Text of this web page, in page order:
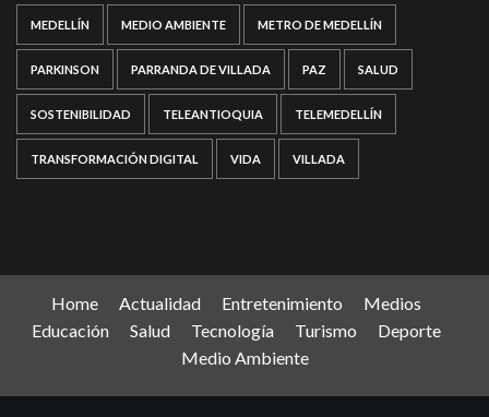
MEDELLÍN MEDIO AMBIENTE METRO DE MEDELLÍN
PARKINSON PARRANDA DE VILLADA PAZ SALUD
SOSTENIBILIDAD TELEANTIOQUIA TELEMEDELLÍN
TRANSFORMACIÓN DIGITAL VIDA VILLADA
Home Actualidad Entretenimiento
Medios
Educación
Salud Tecnología Turismo
Deporte
Medio Ambiente